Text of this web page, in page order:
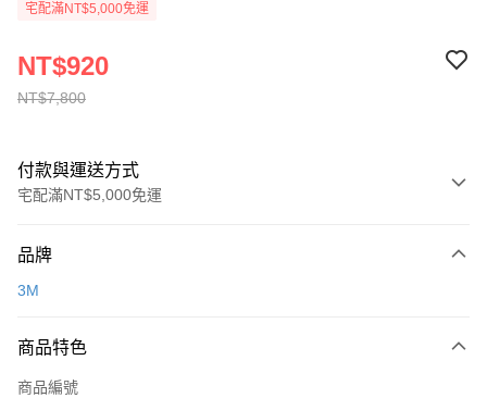
宅配滿NT$5,000免運
NT$7,800
NT$920
付款與運送方式
宅配滿NT$5,000免運
信用卡一次付款
LINE Pay
Apple Pay
品牌
3M
商品特色
商品編號